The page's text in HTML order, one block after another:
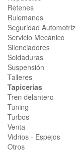
Retenes
Rulemanes
Seguridad Automotriz
Servicio Mecánico
Silenciadores
Soldaduras
Suspensión
Talleres
Tapicerías
Tren delantero
Tuning
Turbos
Venta
Vidrios - Espejos
Otros